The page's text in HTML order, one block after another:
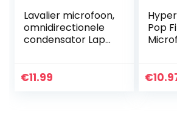
Lavalier microfoon,
omnidirectionele
condensator Lapel
perfect voor het
€11.99
Pop
€